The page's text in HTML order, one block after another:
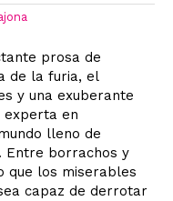
prosa de
de la furia, el
y una exuberante
experta en
lleno de
Entre borrachos y
que los miserables
capaz de derrotar